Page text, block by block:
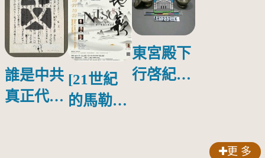
誰是中共
真正代言
[21世紀
的馬勒、
東宮殿下
行啓紀念
更 多